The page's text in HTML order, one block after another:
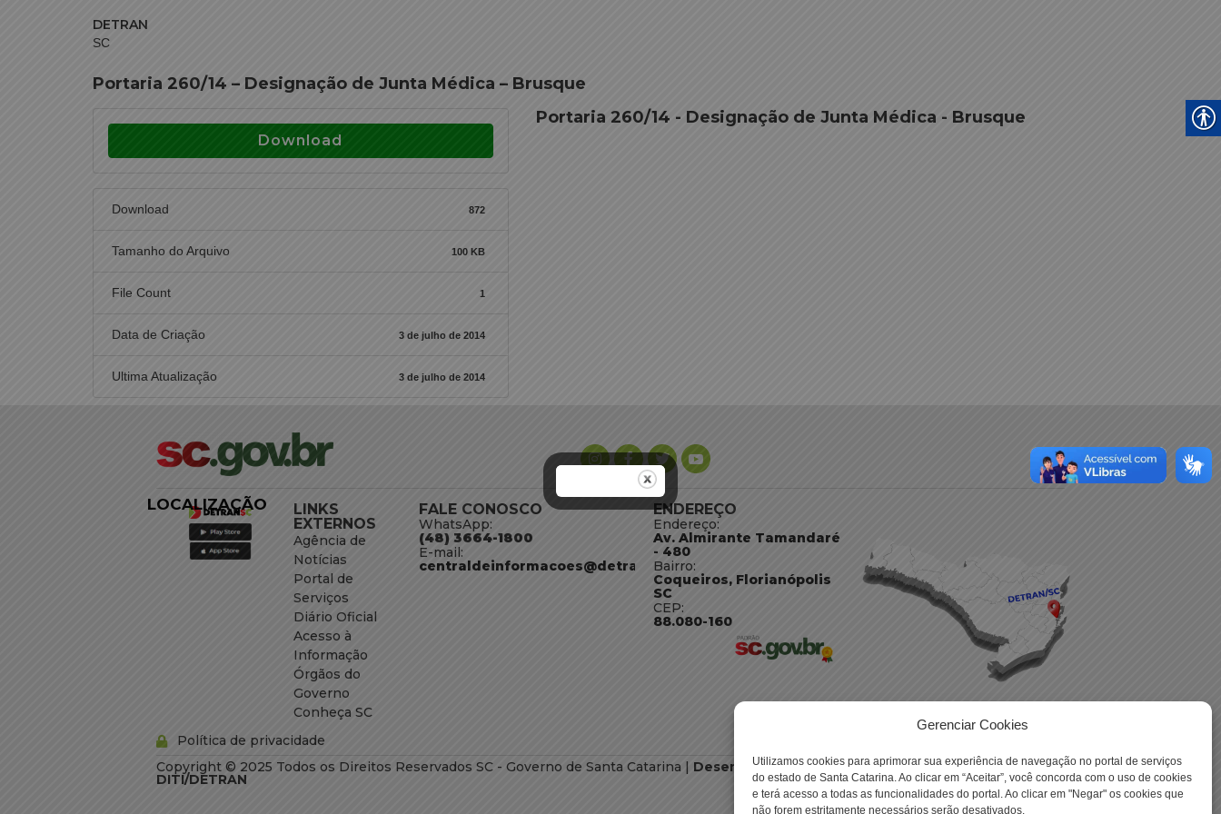
Gerenciar Cookies
Utilizamos cookies para aprimorar sua experiência de navegação no portal de serviços
do estado de Santa Catarina. Ao clicar em “Aceitar”, você concorda com o uso de cookies
e terá acesso a todas as funcionalidades do portal. Ao clicar em "Negar" os cookies que
não forem estritamente necessários serão desativados.
DETRAN
SC
Portaria 260/14 – Designação de Junta Médica – Brusque
Download
Download 872
Tamanho do Arquivo 100 KB
File Count 1
Data de Criação 3 de julho de 2014
Ultima Atualização 3 de julho de 2014
Portaria 260/14 - Designação de Junta Médica - Brusque
LINKS
EXTERNOS
Agência de
Notícias
Portal de
Serviços
Diário Oficial
Acesso à
Informação
Órgãos do
Governo
Conheça SC
FALE CONOSCO
WhatsApp:
(48) 3664-1800
E-mail:
centraldeinformacoes@detran.sc.gov.br
ENDEREÇO
Endereço:
Av. Almirante Tamandaré
- 480
Bairro:
Coqueiros, Florianópolis
SC
CEP:
88.080-160
Política de privacidade
LOCALIZAÇÃO
Copyright © 2025 Todos os Direitos Reservados SC - Governo de Santa Catarina | Desenvolvimento -
DITI/DETRAN